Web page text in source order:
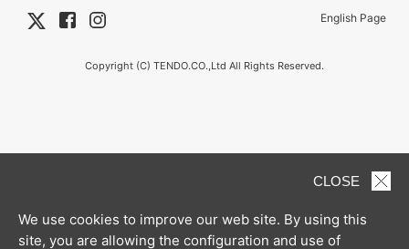
English Page
Copyright (C) TENDO.CO.,Ltd All Rights Reserved.
CLOSE
We use cookies to improve our web site. By using this
site, you are allowing the configuration and use of